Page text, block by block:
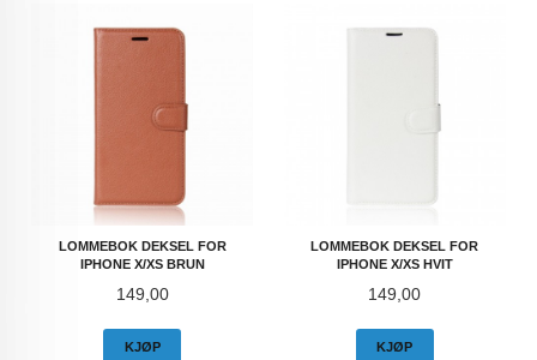
LOMMEBOK DEKSEL FOR
IPHONE X/XS BRUN
Pris
149,00
KJØP
LOMMEBOK DEKSEL FOR
IPHONE X/XS HVIT
Pris
149,00
KJØP